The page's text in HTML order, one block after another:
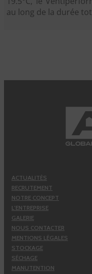
au long de la durée
ACTUALITÉS
RECRUTEMENT
NOTRE CONCEPT
L’ENTREPRISE
GALERIE
NOUS CONTACTER
MENTIONS LÉGALES
STOCKAGE
SÉCHAGE
MANUTENTION